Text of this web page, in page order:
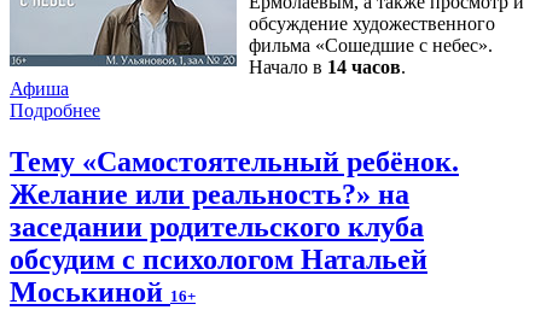
обсуждение художественного
фильма «Сошедшие с небес».
Начало в 14 часов.
Афиша
Подробнее
Тему «Самостоятельный ребёнок.
Желание или реальность?» на
заседании родительского клуба
обсудим с психологом Натальей
Моськиной 16+